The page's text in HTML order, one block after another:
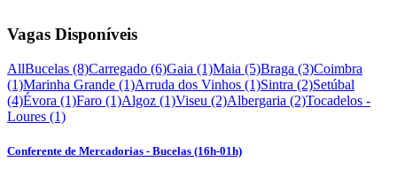
Vagas Disponíveis
AllBucelas (8)Carregado (6)Gaia (1)Maia (5)Braga (3)Coimbra
(1)Marinha Grande (1)Arruda dos Vinhos (1)Sintra (2)Setúbal
(4)Évora (1)Faro (1)Algoz (1)Viseu (2)Albergaria (2)Tocadelos -
Loures (1)
Conferente de Mercadorias - Bucelas (16h-01h)